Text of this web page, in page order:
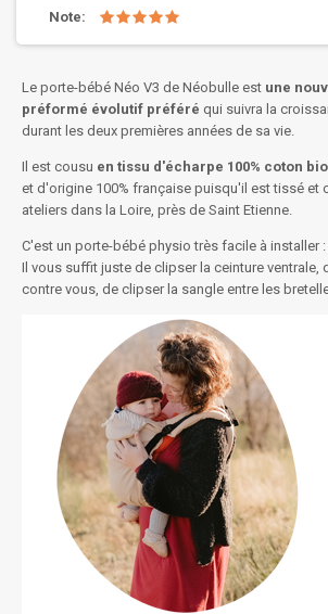
Note:
Le porte-bébé Néo V3 de Néobulle est une
préformé évolutif préféré qui suivra la
durant les deux premières années de sa vie.
Il est cousu en tissu d'écharpe 100% coton
et d'origine 100% française puisqu'il est tissé et
ateliers dans la Loire, près de Saint Etienne.
C'est un porte-bébé physio très facile à installer :
Il vous suffit juste de clipser la ceinture ventrale,
contre vous, de clipser la sangle entre les